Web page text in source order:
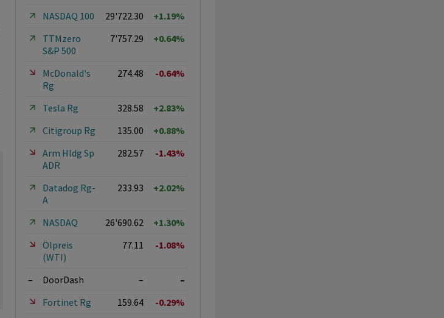
NASDAQ 100
29'722.30
+1.19%
TTMzero
S&P 500
7'757.29 +0.64%
McDonald's
Rg
274.48 -0.64%
Tesla Rg 328.58
+2.83%
Citigroup Rg
135.00
+0.88%
Arm Hldg Sp
ADR
282.57 -1.43%
Datadog Rg-
A
233.93 +2.02%
NASDAQ 26'690.62
+1.30%
Ölpreis
(WTI)
77.11 -1.08%
– DoorDash –
–
Fortinet Rg
159.64
-0.29%